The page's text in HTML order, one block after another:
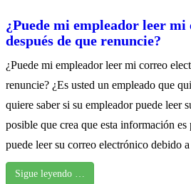
¿Puede mi empleador leer
después de que renuncie?
¿Puede mi empleador leer mi correo
renuncie? ¿Es usted un empleado que
quiere saber si su empleador puede leer
posible que crea que esta información
puede leer su correo electrónico debido
Sigue leyendo …